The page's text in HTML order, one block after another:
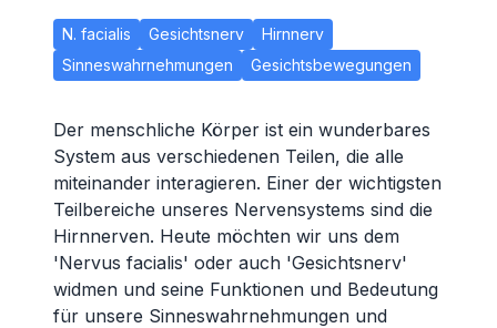
N. facialis Gesichtsnerv
Hirnnerv
Sinneswahrnehmungen
Gesichtsbewegungen
Der menschliche Körper ist ein wunderbares
System aus verschiedenen Teilen, die alle
miteinander interagieren. Einer der wichtigsten
Teilbereiche unseres Nervensystems sind die
Hirnnerven. Heute möchten wir uns dem
'Nervus facialis' oder auch 'Gesichtsnerv'
widmen und seine Funktionen und Bedeutung
für unsere Sinneswahrnehmungen und